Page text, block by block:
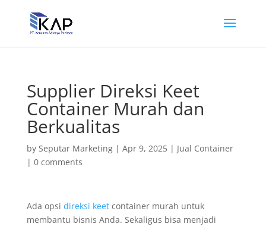
Supplier Direksi Keet
Container Murah dan
Berkualitas
by Seputar Marketing| Apr 9, 2025| Jual Container
| 0 comments
Ada opsi direksi keetcontainer murah untuk
membantu bisnis Anda. Sekaligus bisa menjadi